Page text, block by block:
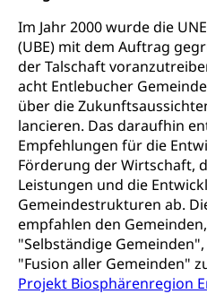
Im Jahr 2000 wurde die
(UBE) mit dem Auftrag
der Talschaft
acht Entlebucher
über die
lancieren. Das daraufhin
Empfehlungen für die
Förderung der Wirtschaft,
Leistungen und die
Gemeindestrukturen ab.
empfahlen den
"Selbständige
"Fusion aller Gemeinden"
Projekt Biosphärenregion
Kulturförderung
Angebote für
Mobilität
Schiene und
Schienenverkehr,
Transportmittel, öffentlicher
Öffentlicher
Schifffahrt
Schiffsverkehr,
Flussschifffahrt
Schifffahrt
Strasse